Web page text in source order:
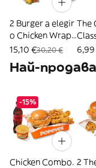
2 Burger a elegir
o Chicken Wrap
+ 2 Patatas + 10
Aros
15,10 €30,20 €
The
Най-
-15%
Chicken Combo. 2